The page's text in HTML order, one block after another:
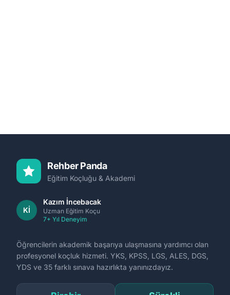
Rehber Panda
Eğitim Koçluğu & Akademi
Kİ
Kazım İncebacak
Uzman Eğitim Koçu
7+ Yıl Deneyim
Öğrencilerin akademik başarıya ulaşmasına yardımcı olan
profesyonel koçluk hizmeti. YKS, KPSS, LGS, ALES, DGS,
YDS ve 35 farklı sınava hazırlıkta yanınızdayız.